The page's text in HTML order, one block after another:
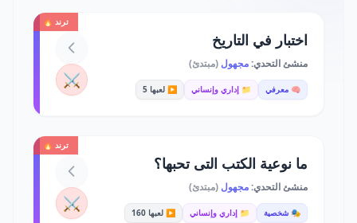
ترند 🔥
اختبار في التاريخ
منشئ التحدي:مجهول (مبتدئ)
🧠 معرفي 📁 إداري وإنساني ▶️ لعبها 5 ⚔️
ترند 🔥
ما نوعية الكتب التى تحبها؟
منشئ التحدي:مجهول (مبتدئ)
🎭 شخصية 📁 إداري وإنساني ▶️ لعبها 160 ⚔️